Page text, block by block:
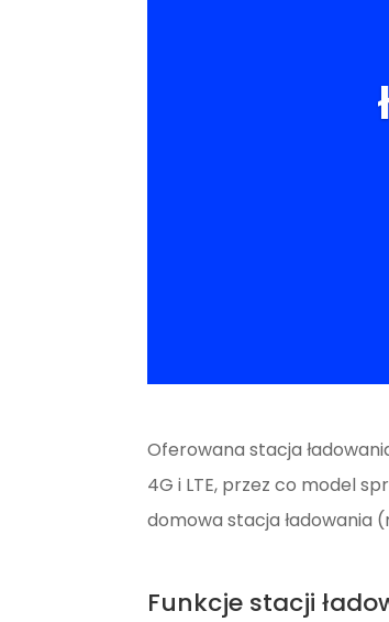
Oferowana stacja
4G i LTE, przez co model
domowa stacja ładowania
Funkcje stacji